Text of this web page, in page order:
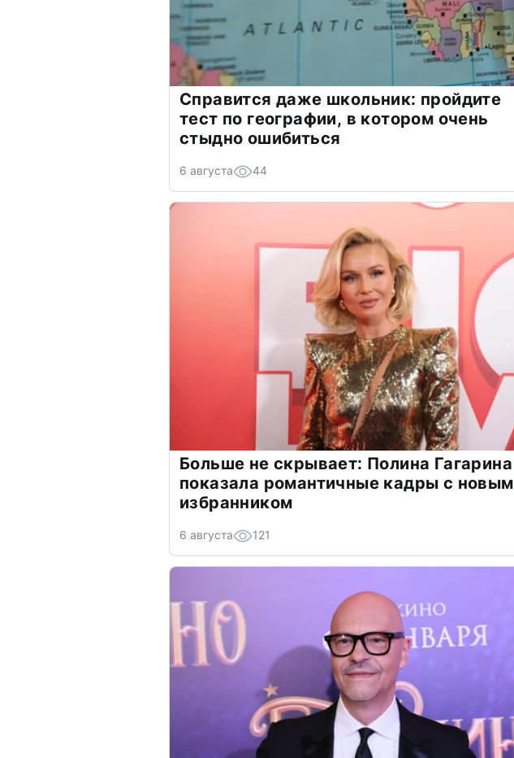
Справится даже школьник: пройдите
тест по географии, в котором очень
стыдно ошибиться
6 августа 44
Больше не скрывает: Полина Гагарина
показала романтичные кадры с новым
избранником
6 августа 121